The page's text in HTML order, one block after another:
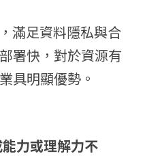
滿足資料隱私與合
署快，對於資源有
具明顯優勢。
力或理解力不